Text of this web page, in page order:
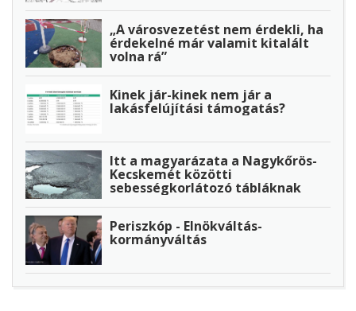
„A városvezetést nem érdekli, ha
érdekelné már valamit kitalált
volna rá”
Kinek jár-kinek nem jár a
lakásfelújítási támogatás?
Itt a magyarázata a Nagykőrös-
Kecskemét közötti
sebességkorlátozó tábláknak
Periszkóp - Elnökváltás-
kormányváltás